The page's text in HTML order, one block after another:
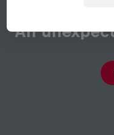
An